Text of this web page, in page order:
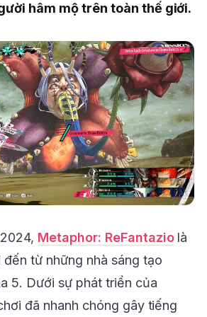
hâm mộ trên toàn thế giới.
Metaphor: ReFantaziolà
đến từ những nhà sáng tạo
5. Dưới sự phát triển của
đã nhanh chóng gây tiếng